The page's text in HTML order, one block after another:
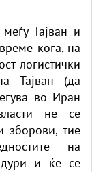
Тајван и
кога, на
логистички
Тајван (да
во Иран
не се
зборови, тие
на
дури и ќе се